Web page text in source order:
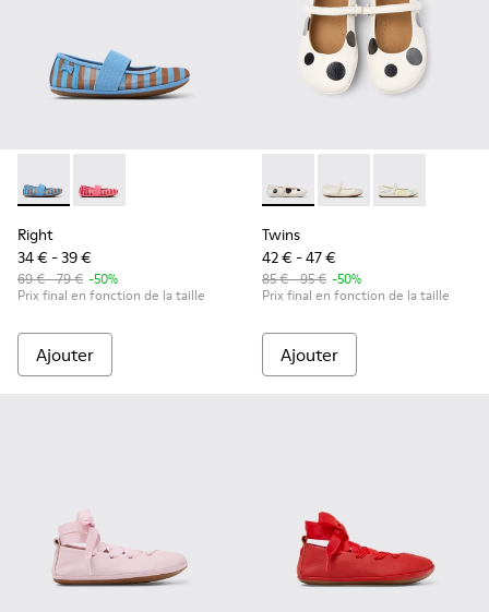
Right - K800696-002 - Ballerines en textile et cuir bleues
Right - K800696-001 - Ballerines roses en textile et
Right
34 € - 39 €
69 € - 79 € -50%
Prix final en fonction de la taille
Ajouter
Twins - K800486-011 -
Twins - K800486-007
Twins -
Twins
42 € - 47 €
85 € - 95 € -50%
Prix final en fonction de la taille
Ajouter